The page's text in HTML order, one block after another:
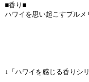
■香り■
ハワイを思い起こすプルメ
↓「ハワイを感じる香りシ